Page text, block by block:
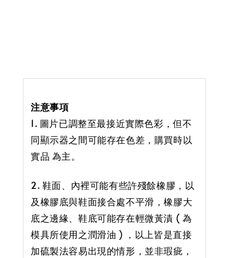
注意事項
1. 圖片已調整至最接近實際色彩，但不
同顯示器之間可能存在色差，購買時以
實品 為主。
2. 鞋面、內裡可能有些許殘餘橡膠，以
及橡膠底與鞋面接合處不平滑，橡膠大
底之邊緣、鞋底可能存在輕微黃漬 ( 為
模具所使用之潤滑油 ) ，以上皆是直接
加硫製法容易出現的情形，並非瑕疵，